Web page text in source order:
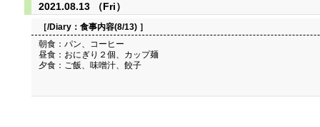
2021.08.13 （Fri）
［/Diary： 食事内容(8/13) ］
朝食：パン、コーヒー
昼食：おにぎり２個、カップ麺
夕食：ご飯、味噌汁、餃子